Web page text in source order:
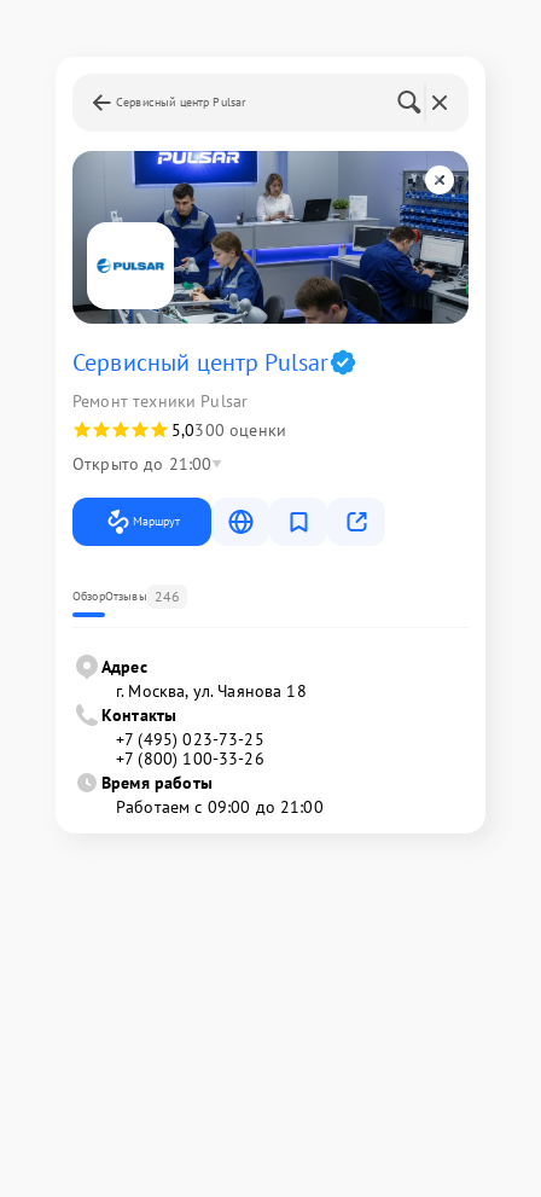
Сервисный центр Pulsar
Сервисный центр Pulsar
Ремонт техники Pulsar
5,0300 оценки
Открыто до 21:00
Маршрут
ОбзорОтзывы 246
Адрес
г. Москва, ул. Чаянова 18
Контакты
+7 (495) 023-73-25
+7 (800) 100-33-26
Время работы
Работаем с 09:00 до 21:00